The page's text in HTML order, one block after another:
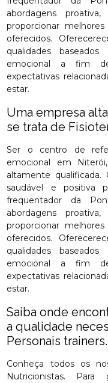
abordagens proativa,
proporcionar
oferecidos.
qualidades
emocional a fim
expectativas
estar.
Uma empresa
se trata de
Ser o centro de
emocional em
altamente
saudável e positiva
frequentador da
abordagens proativa,
proporcionar
oferecidos.
qualidades
emocional a fim
expectativas
estar.
Saiba onde
a qualidade
Personais trainers.
Conheça todos os
Nutricionistas.